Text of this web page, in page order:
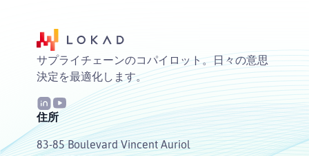
サプライチェーンのコパイロット。日々の意思
決定を最適化します。
住所
83-85 Boulevard Vincent Auriol